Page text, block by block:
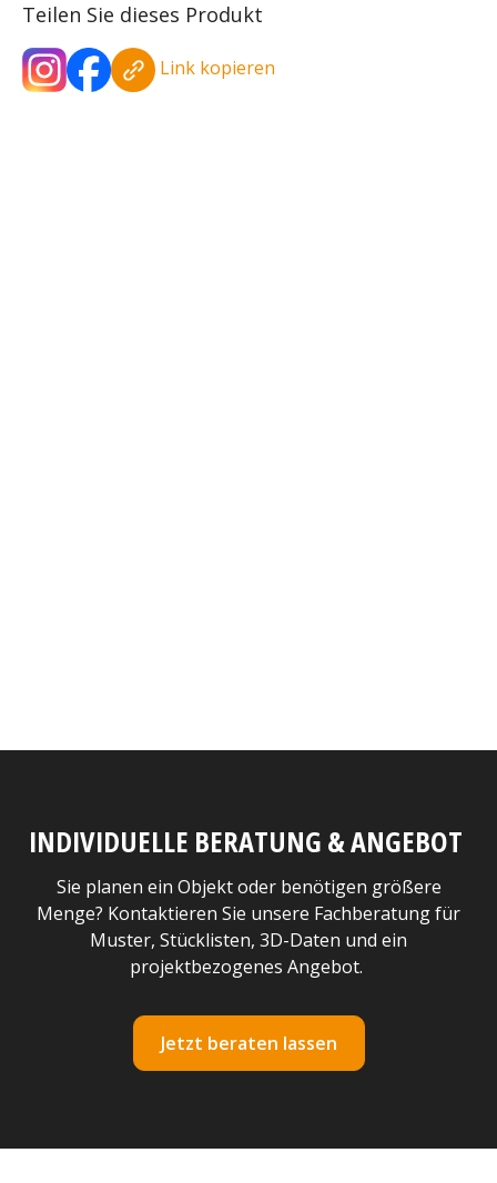
Teilen Sie dieses Produkt
Link kopieren
INDIVIDUELLE BERATUNG & ANGEBOT
Sie planen ein Objekt oder benötigen größere
Menge? Kontaktieren Sie unsere Fachberatung für
Muster, Stücklisten, 3D-Daten und ein
projektbezogenes Angebot.
Jetzt beraten lassen